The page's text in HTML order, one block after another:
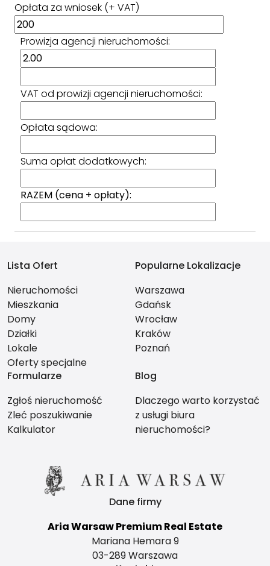
Opłata za wniosek (+ VAT)
Prowizja agencji nieruchomości:
VAT od prowizji agencji nieruchomości:
Opłata sądowa:
Suma opłat dodatkowych:
RAZEM (cena + opłaty):
Lista Ofert
Nieruchomości
Mieszkania
Domy
Działki
Lokale
Oferty specjalne
Popularne Lokalizacje
Warszawa
Gdańsk
Wrocław
Kraków
Poznań
Formularze
Zgłoś nieruchomość
Zleć poszukiwanie
Kalkulator
Blog
Dlaczego warto korzystać
z usługi biura
nieruchomości?
Dane firmy
Aria Warsaw Premium Real Estate
Mariana Hemara 9
03-289 Warszawa